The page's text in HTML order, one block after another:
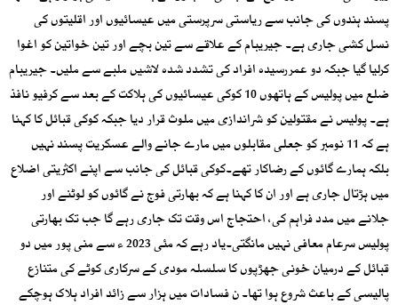
پسند ہندوں کی جانب سے ریاستی سرپرستی میں عیسائیوں اور اقلیتوں کی
نسل کشی جاری ہے۔ جیریبام کے علاقے سے تین بچے اور تین خواتین کو اغوا
کرلیا گیا جبکہ دو عمررسیدہ افراد کی تشدد شدہ لاشیں ملبے سے ملیں۔ جیریبام
ضلع میں پولیس کے ہاتھوں 10 کوکی عیسائیوں کی ہلاکت کے بعد سے کرفیو نافذ
ہے۔ پولیس نے مقتولین کو شراندازی میں ملوث قرار دیا جبکہ کوکی قبائل کا کہنا
ہے کہ 11 نومبر کو جعلی مقابلوں میں مارے جانے والے عسکریت پسند نہیں
بلکہ ہمارے گائوں کے رضاکار تھے۔کوکی قبائل کی جانب سے اپنے اکثریتی اضلاع
میں ہڑتال جاری ہے اور ان کا کہنا ہے کہ بھارتی فوج نے گائوں کو لوٹنے اور
جلانے میں مدد فراہم کی، احتجاج اس وقت تک جاری رہے گا جب تک بھارتی
پولیس سرعام معافی نہیں مانگتی۔یاد رہے کہ مئی 2023 ء سے منی پور میں دو
قبائل کے درمیان خونی جھڑپوں کا سلسلہ مودی کے سرکاری کوٹے کی متنازع
پالیسی کے باعث شروع ہوا تھا۔ ن فسادات میں ہزار سے زائد افراد ہلاک ہوچکے